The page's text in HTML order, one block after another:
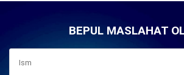
BEPUL MASLAHAT